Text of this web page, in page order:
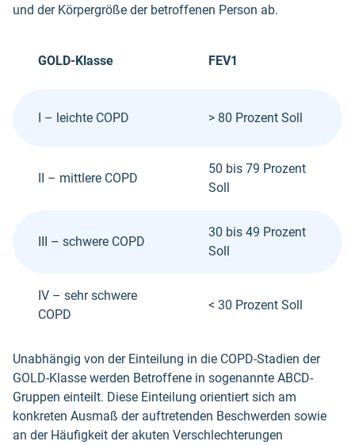
und der Körpergröße der betroffenen Person ab.
GOLD-Klasse FEV1
I – leichte COPD > 80 Prozent Soll
II – mittlere COPD
50 bis 79 Prozent
Soll
III – schwere COPD
30 bis 49 Prozent
Soll
IV – sehr schwere
COPD
< 30 Prozent Soll
Unabhängig von der Einteilung in die COPD-Stadien der
GOLD-Klasse werden Betroffene in sogenannte ABCD-
Gruppen einteilt. Diese Einteilung orientiert sich am
konkreten Ausmaß der auftretenden Beschwerden sowie
an der Häufigkeit der akuten Verschlechterungen